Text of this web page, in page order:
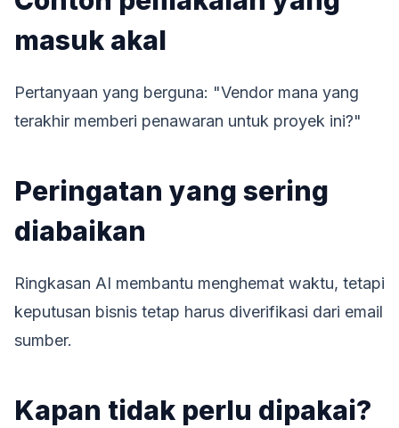
masuk akal
Pertanyaan yang berguna: "Vendor mana yang
terakhir memberi penawaran untuk proyek ini?"
Peringatan yang sering
diabaikan
Ringkasan AI membantu menghemat waktu, tetapi
keputusan bisnis tetap harus diverifikasi dari email
sumber.
Kapan tidak perlu dipakai?